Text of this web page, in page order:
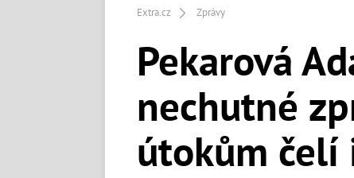
Extra.cz Zprávy
Pekarová
nechutné
útokům čelí